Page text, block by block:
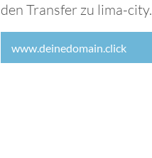
den Transfer zu lima-city.